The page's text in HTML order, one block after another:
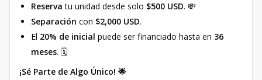
Reserva tu unidad desde solo $500 USD. 💸
Separación con $2,000 USD.
El 20% de inicial puede ser financiado hasta en 36
meses. 🗓️
¡Sé Parte de Algo Único! 🌟